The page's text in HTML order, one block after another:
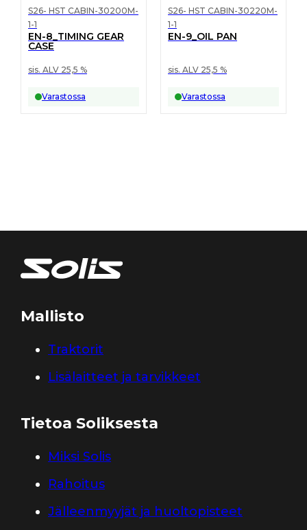
S26- HST CABIN-30200M-
1-1
EN-8_TIMING GEAR
CASE
sis. ALV 25,5 %
Varastossa
S26- HST CABIN-30220M-
1-1
EN-9_OIL PAN
sis. ALV 25,5 %
Varastossa
Mallisto
Traktorit
Lisälaitteet ja tarvikkeet
Tietoa Soliksesta
Miksi Solis
Rahoitus
Jälleenmyyjät ja huoltopisteet